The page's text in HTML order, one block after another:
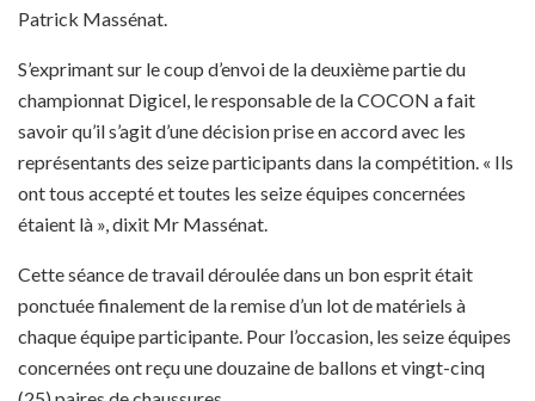
Patrick Massénat.
S’exprimant sur le coup d’envoi de la deuxième partie du
championnat Digicel, le responsable de la COCON a fait
savoir qu’il s’agit d’une décision prise en accord avec les
représentants des seize participants dans la compétition. « Ils
ont tous accepté et toutes les seize équipes concernées
étaient là », dixit Mr Massénat.
Cette séance de travail déroulée dans un bon esprit était
ponctuée finalement de la remise d’un lot de matériels à
chaque équipe participante. Pour l’occasion, les seize équipes
concernées ont reçu une douzaine de ballons et vingt-cinq